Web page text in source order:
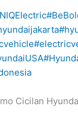
Cicilan